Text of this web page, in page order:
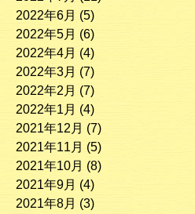
2022年6月 (5)
2022年5月 (6)
2022年4月 (4)
2022年3月 (7)
2022年2月 (7)
2022年1月 (4)
2021年12月 (7)
2021年11月 (5)
2021年10月 (8)
2021年9月 (4)
2021年8月 (3)